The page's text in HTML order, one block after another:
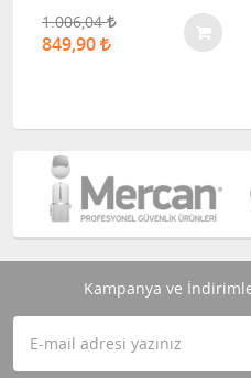
1.006,04
849,90
Kampanya ve